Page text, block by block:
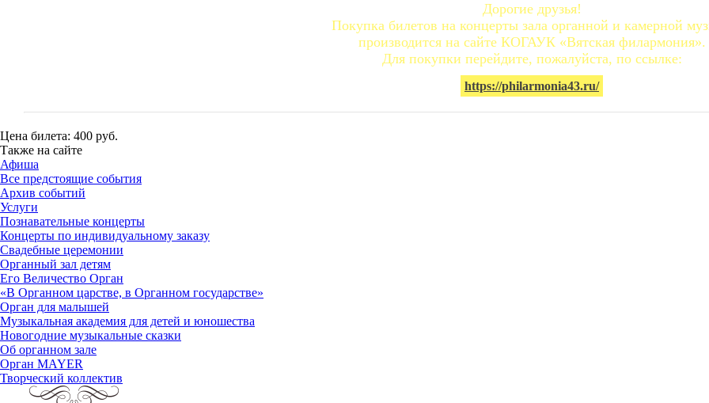
Дорогие друзья!
Покупка билетов на концерты зала органной и камерной
производится на сайте КОГАУК «Вятская филармония».
Для покупки перейдите, пожалуйста, по ссылке:
https://philarmonia43.ru/
Цена билета: 400 руб.
Также на сайте
Афиша
Все предстоящие события
Архив событий
Услуги
Познавательные концерты
Концерты по индивидуальному заказу
Свадебные церемонии
Органный зал детям
Его Величество Орган
«В Органном царстве, в Органном государстве»
Орган для малышей
Музыкальная академия для детей и юношества
Новогодние музыкальные сказки
Об органном зале
Орган MAYER
Творческий коллектив